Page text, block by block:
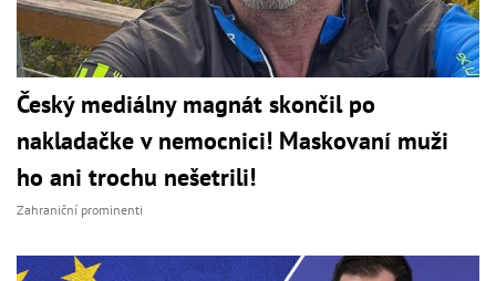
Český mediálny magnát skončil po
nakladačke v nemocnici! Maskovaní muži
ho ani trochu nešetrili!
Zahraniční prominenti